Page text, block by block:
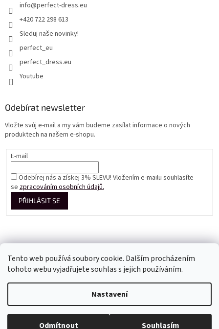
Tento web používá soubory cookie. Dalším procházením
tohoto webu vyjadřujete souhlas s jejich používáním.
Nastavení
Odmítnout Souhlasím
info@perfect-dress.eu
+420 722 298 613
Sleduj naše novinky!
perfect_eu
perfect_dress.eu
Youtube
Odebírat newsletter
Vložte svůj e-mail a my vám budeme zasílat informace o nových
produktech na našem e-shopu.
E-mail
Odebírej nás a získej 3% SLEVU! Vložením e-mailu souhlasíte
sezpracováním osobních údajů.
PŘIHLÁSIT SE
Copyright 2026Perfect Dress EU. Všechna práva vyhrazena.
Upravit nastavení cookies